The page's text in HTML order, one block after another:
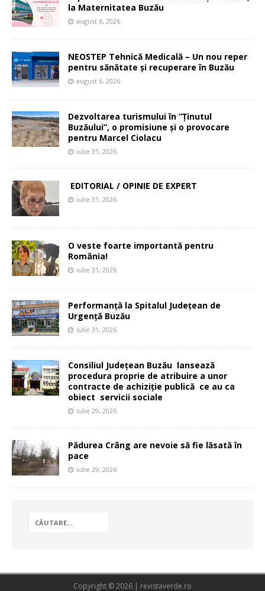
la Maternitatea Buzău
august 6, 2026
NEOSTEP Tehnică Medicală – Un nou reper
pentru sănătate și recuperare în Buzău
august 6, 2026
Dezvoltarea turismului în ”Ținutul
Buzăului”, o promisiune și o provocare
pentru Marcel Ciolacu
iulie 31, 2026
EDITORIAL / OPINIE DE EXPERT
iulie 31, 2026
O veste foarte importantă pentru
România!
iulie 31, 2026
Performanță la Spitalul Județean de
Urgență Buzău
iulie 31, 2026
Consiliul Județean Buzău lansează
procedura proprie de atribuire a unor
contracte de achiziție publică ce au ca
obiect servicii sociale
iulie 29, 2026
Pădurea Crâng are nevoie să fie lăsată în
pace
iulie 29, 2026
Copyright © 2026 | revistaverde.ro